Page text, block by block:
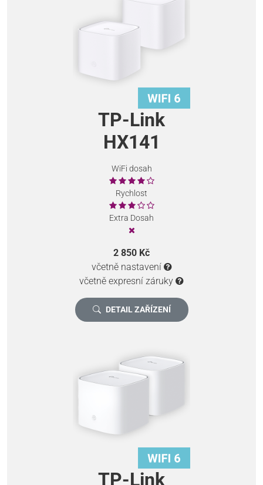
TP-Link
HX141
WiFi dosah
Rychlost
Extra Dosah
2 850 Kč
včetně nastavení
včetně expresní záruky
DETAIL ZAŘÍZENÍ
TP-Link